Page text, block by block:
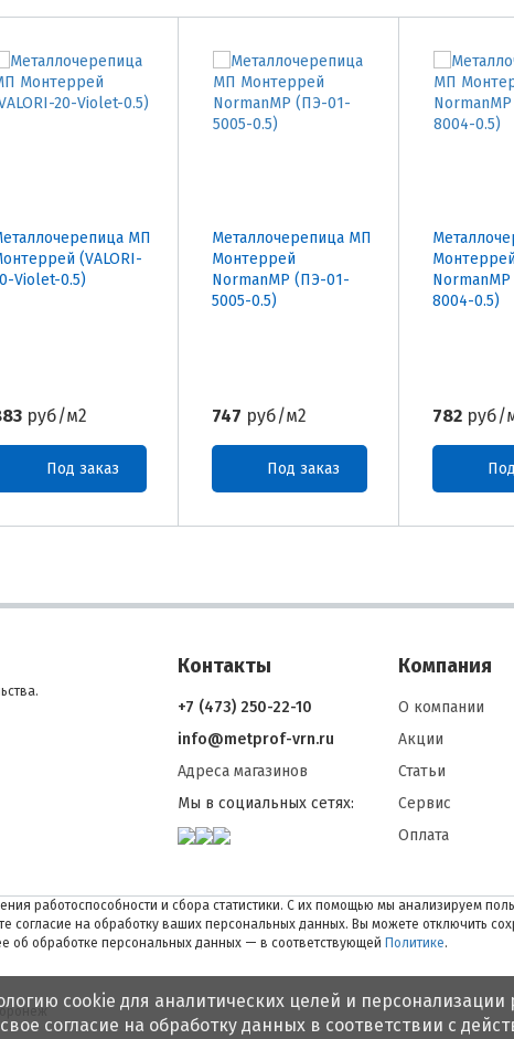
МП
(VALORI-
Violet-0.5)
руб/м2
Под заказ
Металлочерепица МП
Монтеррей
NormanMP (ПЭ-01-
5005-0.5)
747 руб/м2
Под заказ
8004-0.5)
782 руб/
Контакты
+7 (473) 250-22-10
info@metprof-vrn.ru
Адреса магазинов
Мы в социальных сетях:
Компания
О компании
Акции
Статьи
Сервис
Оплата
работоспособности и сбора статистики. С их помощью мы анализируем
согласие на обработку ваших персональных данных. Вы можете отключить
об обработке персональных данных — в соответствующей Политике.
cookie для аналитических целей и персонализации
согласие на обработку данных в соответствии с